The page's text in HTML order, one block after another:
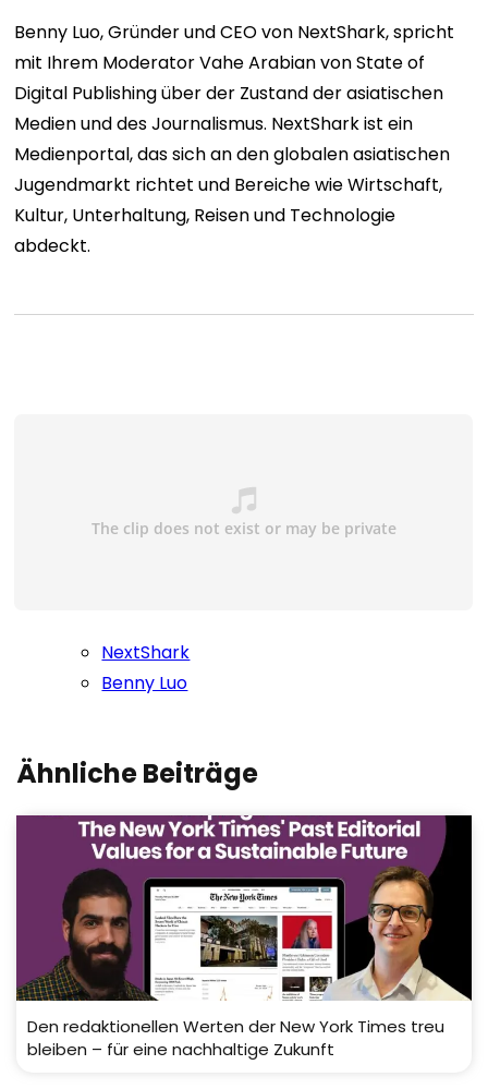
Benny Luo, Gründer und CEO von NextShark, spricht
mit Ihrem Moderator Vahe Arabian von State of
Digital Publishing überder Zustand der asiatischen
Medien und des Journalismus. NextSharkist ein
Medienportal, das sich an den globalen asiatischen
Jugendmarkt richtet und Bereiche wie Wirtschaft,
Kultur, Unterhaltung, Reisen und Technologie
abdeckt.
NextShark
Benny Luo
Ähnliche Beiträge
Den redaktionellen Werten der New York Times treu
bleiben – für eine nachhaltige Zukunft